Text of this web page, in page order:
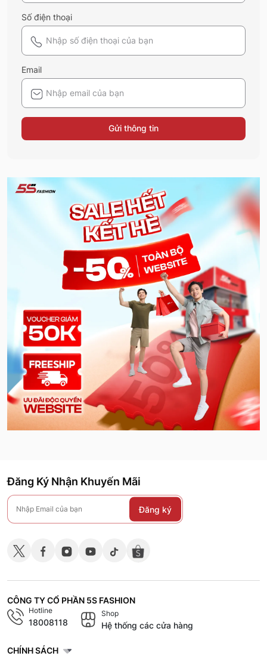
Số điện thoại
Email
Gửi thông tin
Đăng Ký Nhận Khuyến Mãi
Đăng ký
CÔNG TY CỔ PHẦN 5S FASHION
Hotline
18008118
Shop
Hệ thống các cửa hàng
CHÍNH SÁCH